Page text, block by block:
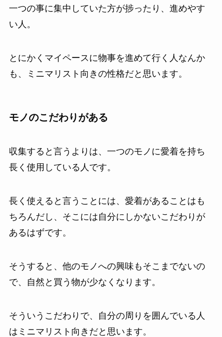
一つの事に集中していた方が捗ったり、進めやす
い人。
とにかくマイペースに物事を進めて行く人なんか
も、ミニマリスト向きの性格だと思います。
モノのこだわりがある
収集すると言うよりは、一つのモノに愛着を持ち
長く使用している人です。
長く使えると言うことには、愛着があることはも
ちろんだし、そこには自分にしかないこだわりが
あるはずです。
そうすると、他のモノへの興味もそこまでないの
で、自然と買う物が少なくなります。
そういうこだわりで、自分の周りを囲んでいる人
はミニマリスト向きだと思います。